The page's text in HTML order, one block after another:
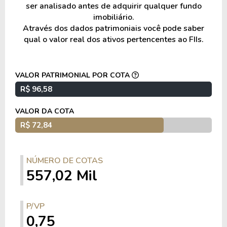
CRA Sempre AgTech – N/A.
Fiagro Cotribá – N/A.
Diversificação e exposição
Os ativos apresentam predominância de
indexação ao
pequena parcela em operações prefixadas.
setores do agronegócio, incluindo proteína
animal, açúcar e etanol, grãos, embalagens,
florestal e logística.
Os ativos estão distribuídos em diferentes regiões
do país, com exposição a diversos setores da
ser analisado antes de adquirir qualquer fundo
imobiliário.
Através dos dados patrimoniais você pode saber
qual o valor real dos ativos pertencentes ao FIIs.
VALOR PATRIMONIAL POR COTA
R$ 96,58
VALOR DA COTA
R$ 72,84
NÚMERO DE COTAS
557,02 Mil
P/VP
0,75